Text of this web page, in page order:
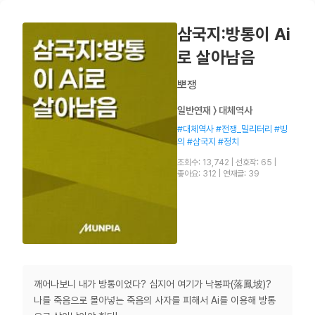
삼국지:방통이 Ai
로 살아남음
뽀쟁
일반연재 〉 대체역사
#대체역사 #전쟁_밀리터리 #빙
의 #삼국지 #정치
조회수: 13,742 선호작: 65
좋아요: 312
연재글: 39
깨어나보니 내가 방통이었다? 심지어 여기가 낙봉파(落鳳坡)?
나를 죽음으로 몰아넣는 죽음의 사자를 피해서 Ai를 이용해 방통